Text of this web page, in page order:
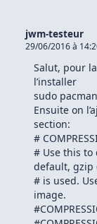
jwm-testeur
29/06/2016 à
Salut, pour
l’installer
sudo
Ensuite on
section:
#
# Use this to
default, gzip
# is used.
image.